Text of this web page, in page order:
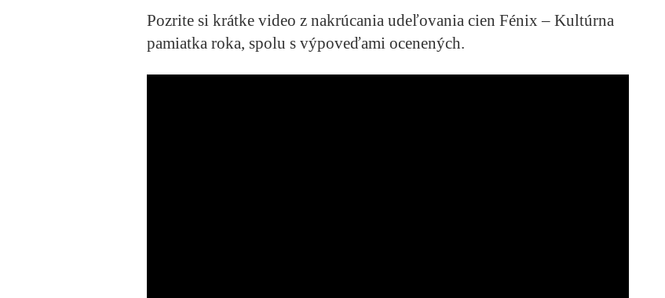
Pozrite si krátke video z nakrúcania udeľovania cien Fénix – Kultúrna
pamiatka roka, spolu s výpoveďami ocenených.